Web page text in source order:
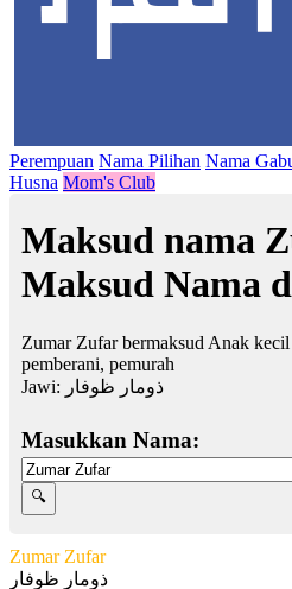
Perempuan Nama Pilihan Nama
Husna Mom's Club
Maksud nama
Maksud Nama
Zumar Zufar bermaksud Anak
pemberani, pemurah
Jawi: ذومار ظوفار
Masukkan Nama:
Zumar Zufar
ذومار ظوفار